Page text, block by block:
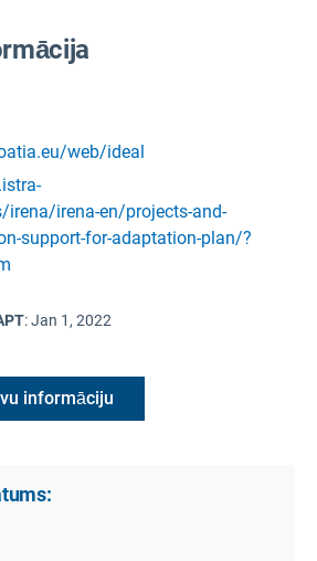
web/ideal
irena-en/projects-and-
support-for-adaptation-plan/?
:Jan 1, 2022
informāciju